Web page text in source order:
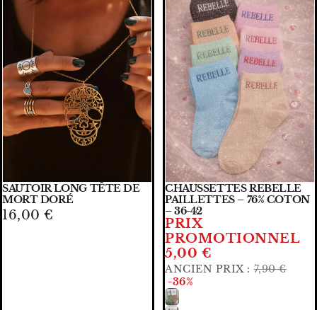
AJOUTER
SAUTOIR LONG TÊTE DE
MORT DORÉ
16,00 €
🧡🧡 PRIX DOUX
CHOISIR
CHAUSSETTES REBELLE
PAILLETTES – 76% COTON
– 36-42
PRIX
PROMOTIONNEL
5,00 €
ANCIEN PRIX :7,90 €
-36%